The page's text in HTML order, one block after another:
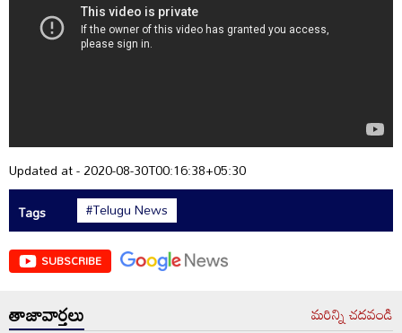
Updated at - 2020-08-30T00:16:38+05:30
Tags
#Telugu News
SUBSCRIBE
తాజావార్తలు మరిన్ని చదవండి